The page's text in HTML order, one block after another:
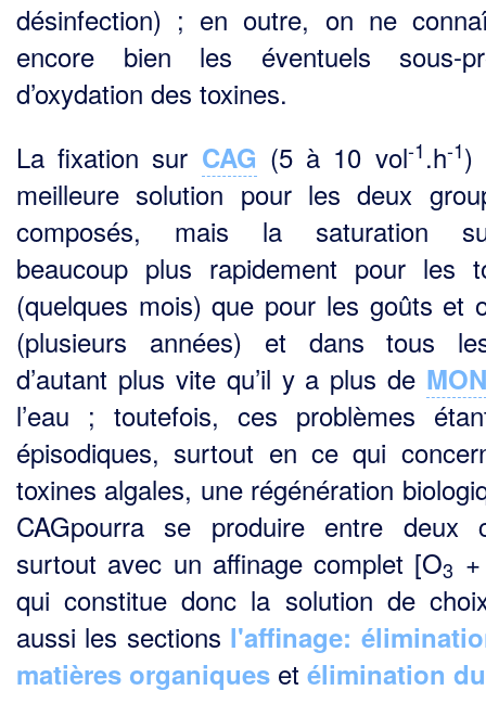
désinfection) ; en outre, on ne
encore bien les éventuels sous-
d’oxydation des toxines.
La fixation sur CAG (5 à 10 vol-1.h-1)
meilleure solution pour les deux
composés, mais la saturation
beaucoup plus rapidement pour les
(quelques mois) que pour les goûts et
(plusieurs années) et dans tous
d’autant plus vite qu’il y a plus de
l’eau ; toutefois, ces problèmes
épisodiques, surtout en ce qui
toxines algales, une régénération
CAGpourra se produire entre deux
surtout avec un affinage complet [O3
qui constitue donc la solution de
aussi les sections l'affinage:
matières organiques et élimination